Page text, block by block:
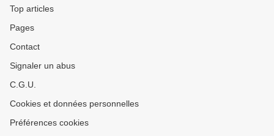
Top articles
Pages
Contact
Signaler un abus
C.G.U.
Cookies et données personnelles
Préférences cookies